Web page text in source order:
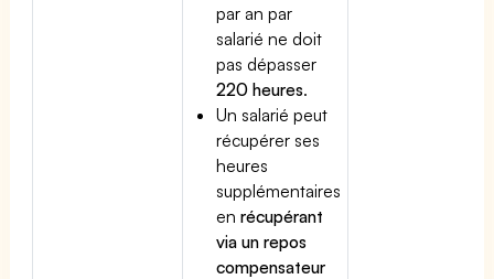
par an par
salarié ne doit
pas dépasser
220 heures.
Un salarié peut
récupérer ses
heures
supplémentaires
enrécupérant
via un repos
compensateur